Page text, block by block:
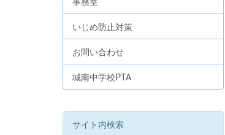
いじめ防止対策
お問い合わせ
城南中学校PTA
サイト内検索